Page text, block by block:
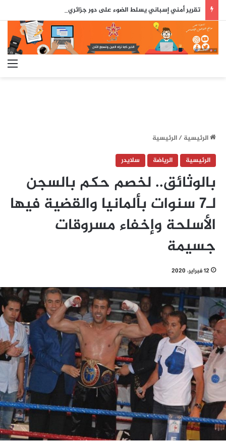
الرئيسية/الرئيسية
الرئيسية
الرياضة سلايدر
بالوثائق.. لخصم حكم بالسجن
لـ7 سنوات بألمانيا والقضية فيها
الأسلحة وإخفاء مسروقات
جسيمة
12 فبراير، 2020